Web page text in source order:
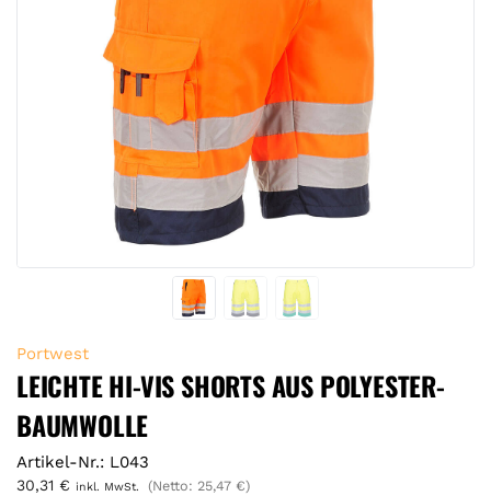
Portwest
LEICHTE HI-VIS SHORTS AUS POLYESTER-
BAUMWOLLE
Artikel-Nr.: L043
30,31 € inkl. MwSt. (Netto: 25,47 €)